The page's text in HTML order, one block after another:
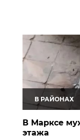
В РАЙОНАХ
В Марксе
этажа